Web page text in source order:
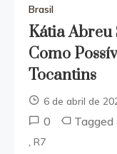
Brasil
Kátia Abreu
Como
Tocantins
6 de abril de
0 Tagged
R7